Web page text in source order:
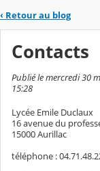
‹ Retour au blog
Contacts
Publié le mercredi 30
15:28
Lycée Emile Duclaux
16 avenue du
15000 Aurillac
téléphone :